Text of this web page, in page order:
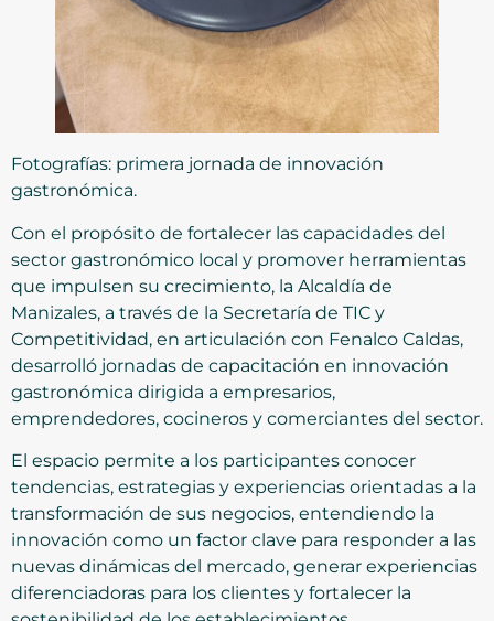
Fotografías: primera jornada de innovación
gastronómica.
Con el propósito de fortalecer las capacidades del
sector gastronómico local y promover herramientas
que impulsen su crecimiento, la Alcaldía de
Manizales, a través de la Secretaría de TIC y
Competitividad, en articulación con Fenalco Caldas,
desarrolló jornadas de capacitación en innovación
gastronómica dirigida a empresarios,
emprendedores, cocineros y comerciantes del sector.
El espacio permite a los participantes conocer
tendencias, estrategias y experiencias orientadas a la
transformación de sus negocios, entendiendo la
innovación como un factor clave para responder a las
nuevas dinámicas del mercado, generar experiencias
diferenciadoras para los clientes y fortalecer la